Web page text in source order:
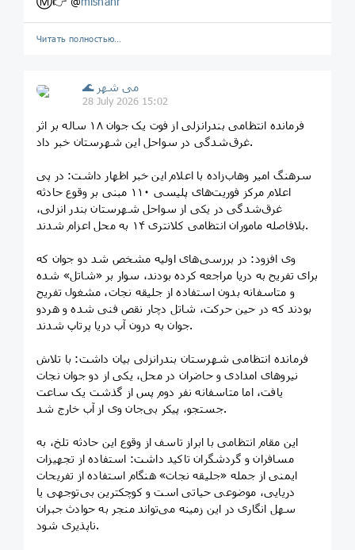
Читать полностью…
🌊 می شهر
28 July 2026 15:02
فرمانده انتظامی بندرانزلی از فوت یک جوان ۱۸ ساله بر اثر
غرق‌شدگی در سواحل این شهرستان خبر داد.
سرهنگ امیر وهاب‌زاده با اعلام این خبر اظهار داشت: در پی
اعلام مرکز فوریت‌های پلیسی ۱۱۰ مبنی بر وقوع حادثه
غرق‌شدگی در یکی از سواحل شهرستان بندر انزلی،
بلافاصله ماموران انتظامی کلانتری ۱۴ به محل اعزام شدند.
وی افزود: در بررسی‌های اولیه مشخص شد دو جوان که
برای تفریح به دریا مراجعه کرده بودند، سوار بر «شاتل» شده
و متاسفانه بدون استفاده از جلیقه نجات، مشغول تفریح
بودند که در حین حرکت، شاتل دچار نقص فنی شده و هردو
جوان به درون آب دریا پرتاپ شدند.
فرمانده انتظامی شهرستان بندرانزلی بیان داشت: با تلاش
نیروهای امدادی و حاضران در محل، یکی از دو جوان نجات
یافت، اما متاسفانه نفر دوم پس از گذشت یک ساعت
جستجو، پیکر بی‌جان وی از آب خارج شد.
این مقام انتظامی با ابراز تاسف از وقوع این حادثه تلخ، به
مسافران و گردشگران تاکید داشت: استفاده از تجهیزات
ایمنی از جمله «جلیقه نجات» هنگام استفاده از تفریحات
دریایی، موضوعی حیاتی است و کوچکترین بی‌توجهی یا
سهل انگاری در این زمینه می‌تواند منجر به حوادث جبران
ناپذیری شود.